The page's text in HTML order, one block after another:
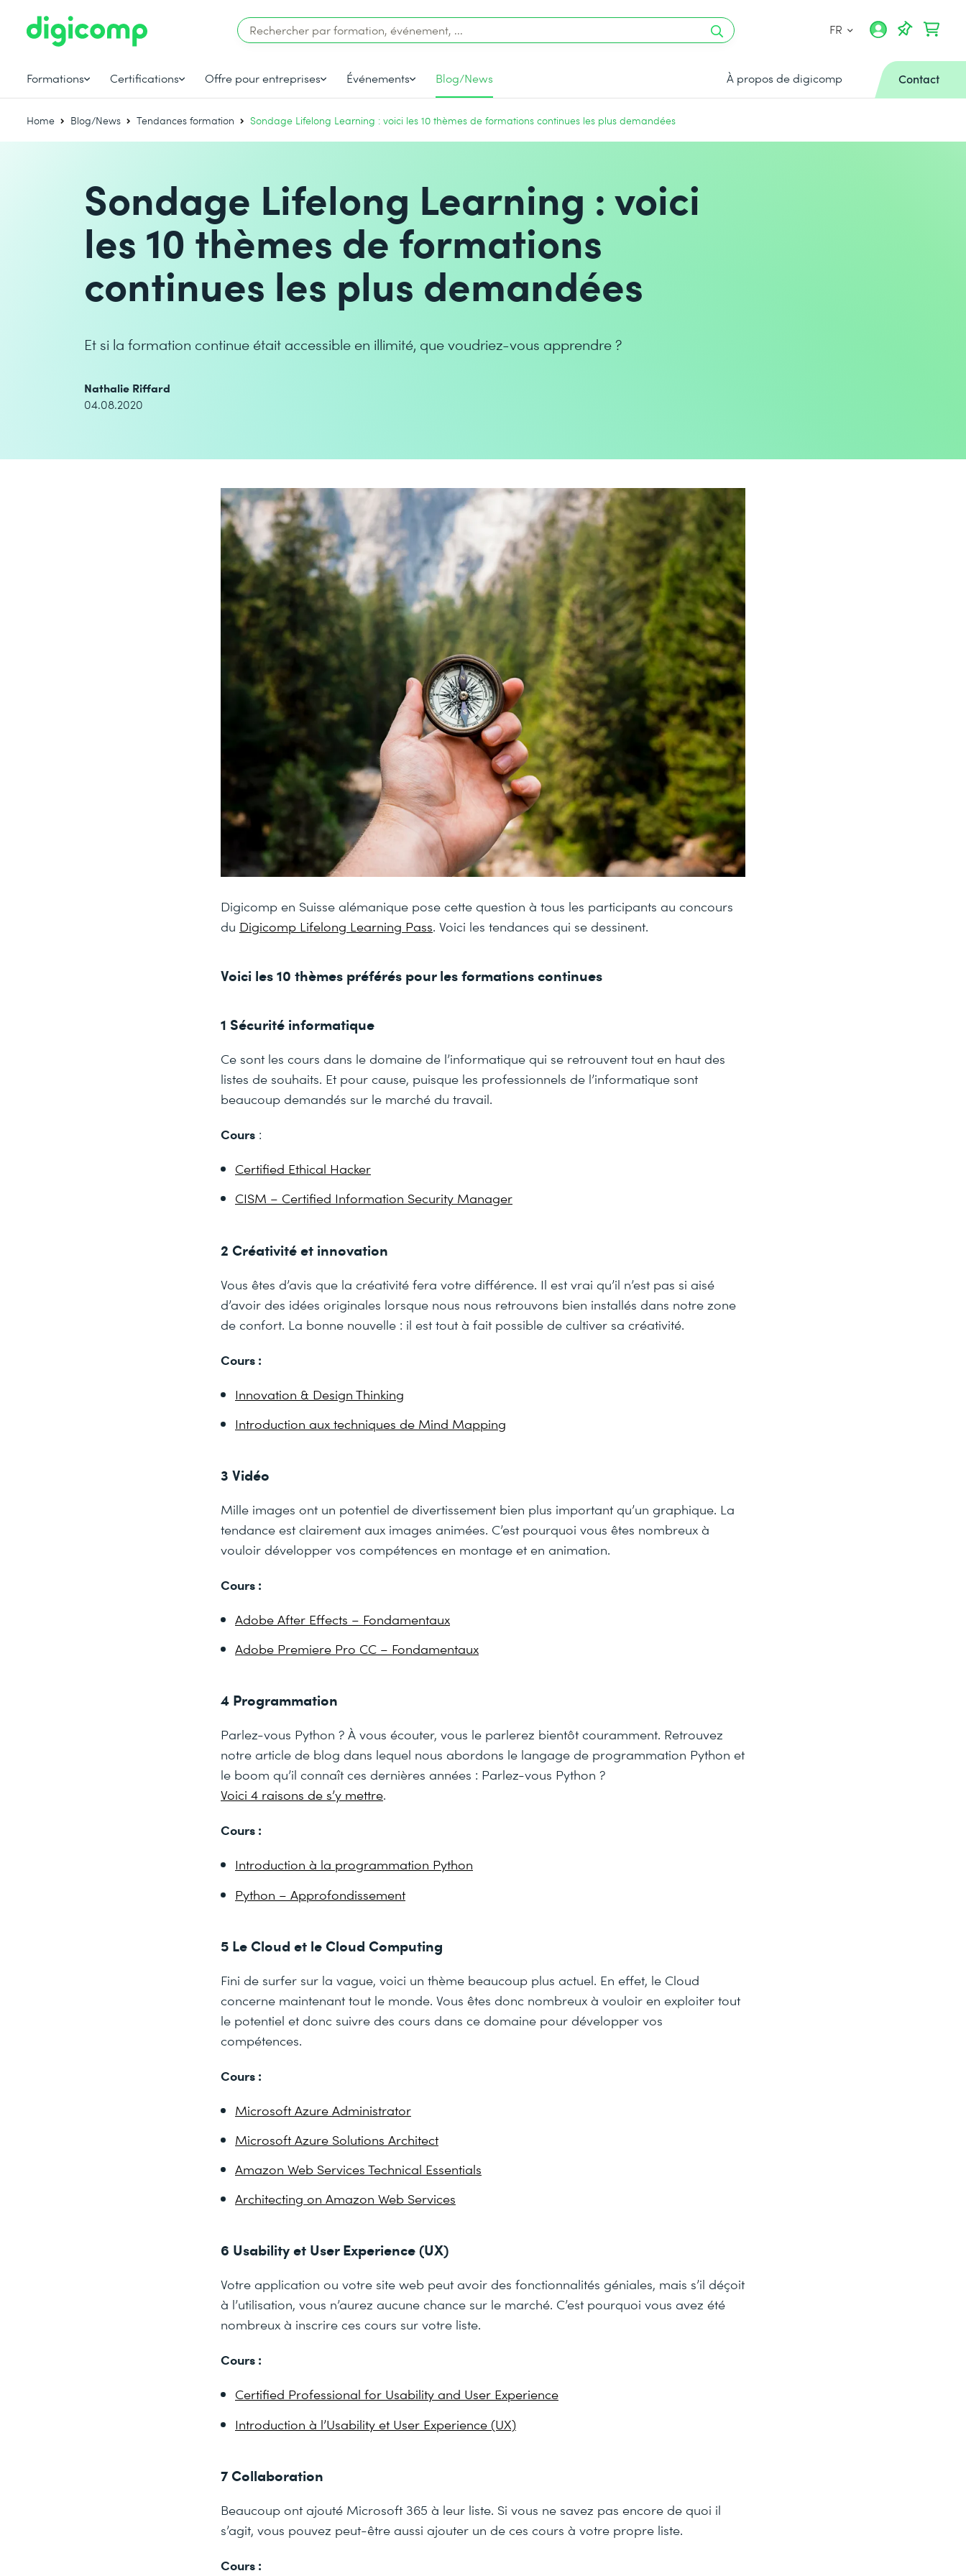
FR
Formations Certifications Offre pour entreprises Événements Blog/News À propos de digicomp Contact
Home Blog/News Tendances formation Sondage Lifelong Learning : voici les 10 thèmes de formations continues les plus demandées
Sondage Lifelong Learning : voici
les 10 thèmes de formations
continues les plus demandées
Et si la formation continue était accessible en illimité, que voudriez-vous apprendre ?
Nathalie Riffard
04.08.2020
Digicomp en Suisse alémanique pose cette question à tous les participants au concours
du Digicomp Lifelong Learning Pass. Voici les tendances qui se dessinent.
Voici les 10 thèmes préférés pour les formations continues
1 Sécurité informatique
Ce sont les cours dans le domaine de l’informatique qui se retrouvent tout en haut des
listes de souhaits. Et pour cause, puisque les professionnels de l’informatique sont
beaucoup demandés sur le marché du travail.
Cours :
Certified Ethical Hacker
CISM – Certified Information Security Manager
2 Créativité et innovation
Vous êtes d’avis que la créativité fera votre différence. Il est vrai qu’il n’est pas si aisé
d’avoir des idées originales lorsque nous nous retrouvons bien installés dans notre zone
de confort. La bonne nouvelle : il est tout à fait possible de cultiver sa créativité.
Cours :
Innovation & Design Thinking
Introduction aux techniques de Mind Mapping
3 Vidéo
Mille images ont un potentiel de divertissement bien plus important qu’un graphique. La
tendance est clairement aux images animées. C’est pourquoi vous êtes nombreux à
vouloir développer vos compétences en montage et en animation.
Cours :
Adobe After Effects – Fondamentaux
Adobe Premiere Pro CC – Fondamentaux
4 Programmation
Parlez-vous Python ? À vous écouter, vous le parlerez bientôt couramment. Retrouvez
notre article de blog dans lequel nous abordons le langage de programmation Python et
le boom qu’il connaît ces dernières années : Parlez-vous Python ?
Voici 4 raisons de s’y mettre.
Cours :
Introduction à la programmation Python
Python – Approfondissement
5 Le Cloud et le Cloud Computing
Fini de surfer sur la vague, voici un thème beaucoup plus actuel. En effet, le Cloud
concerne maintenant tout le monde. Vous êtes donc nombreux à vouloir en exploiter tout
le potentiel et donc suivre des cours dans ce domaine pour développer vos
compétences.
Cours :
Microsoft Azure Administrator
Microsoft Azure Solutions Architect
Amazon Web Services Technical Essentials
Architecting on Amazon Web Services
6 Usability et User Experience (UX)
Votre application ou votre site web peut avoir des fonctionnalités géniales, mais s’il déçoit
à l’utilisation, vous n’aurez aucune chance sur le marché. C’est pourquoi vous avez été
nombreux à inscrire ces cours sur votre liste.
Cours :
Certified Professional for Usability and User Experience
Introduction à l’Usability et User Experience (UX)
7 Collaboration
Beaucoup ont ajouté Microsoft 365 à leur liste. Si vous ne savez pas encore de quoi il
s’agit, vous pouvez peut-être aussi ajouter un de ces cours à votre propre liste.
Cours :